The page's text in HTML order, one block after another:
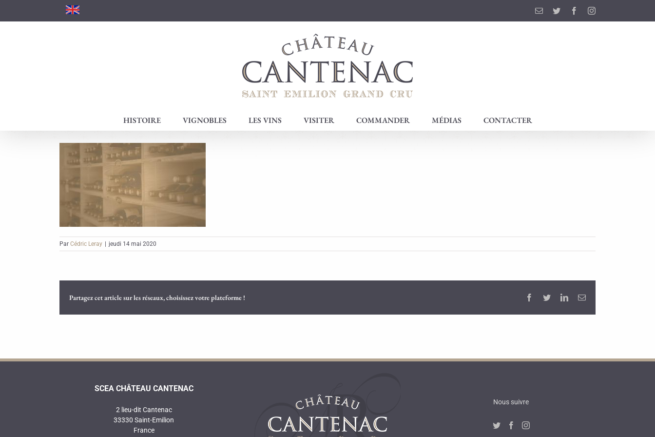
EmailTwitter FacebookInstagram
HISTOIRE VIGNOBLES LES VINS VISITER COMMANDER MÉDIAS CONTACTER
Par Cédric Leray jeudi 14 mai 2020
Partagez cet article sur les réseaux, choisissez votre plateforme ! Facebook
TwitterLinkedInEmail
SCEA CHÂTEAU CANTENAC
2 lieu-dit Cantenac
33330 Saint-Emilion
France
Nous suivre